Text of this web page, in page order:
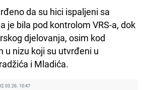
da su hici ispaljeni sa
je bila pod kontrolom VRS-a, dok
djelovanja, osim kod
u nizu koji su utvrđeni u
i Mladića.
10:47